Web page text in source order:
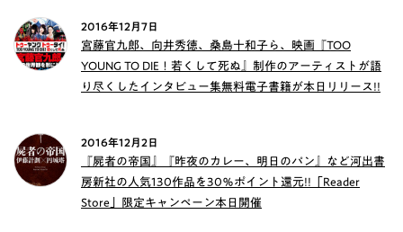
2016年12月7日
宮藤官九郎、向井秀徳、桑島十和子ら、映画『TOO
YOUNG TO DIE！若くして死ぬ』制作のアーティストが語
り尽くしたインタビュー集無料電子書籍が本日リリース!!
2016年12月2日
『屍者の帝国』『昨夜のカレー、明日のパン』など河出書
房新社の人気130作品を30％ポイント還元!!「Reader
Store」限定キャンペーン本日開催